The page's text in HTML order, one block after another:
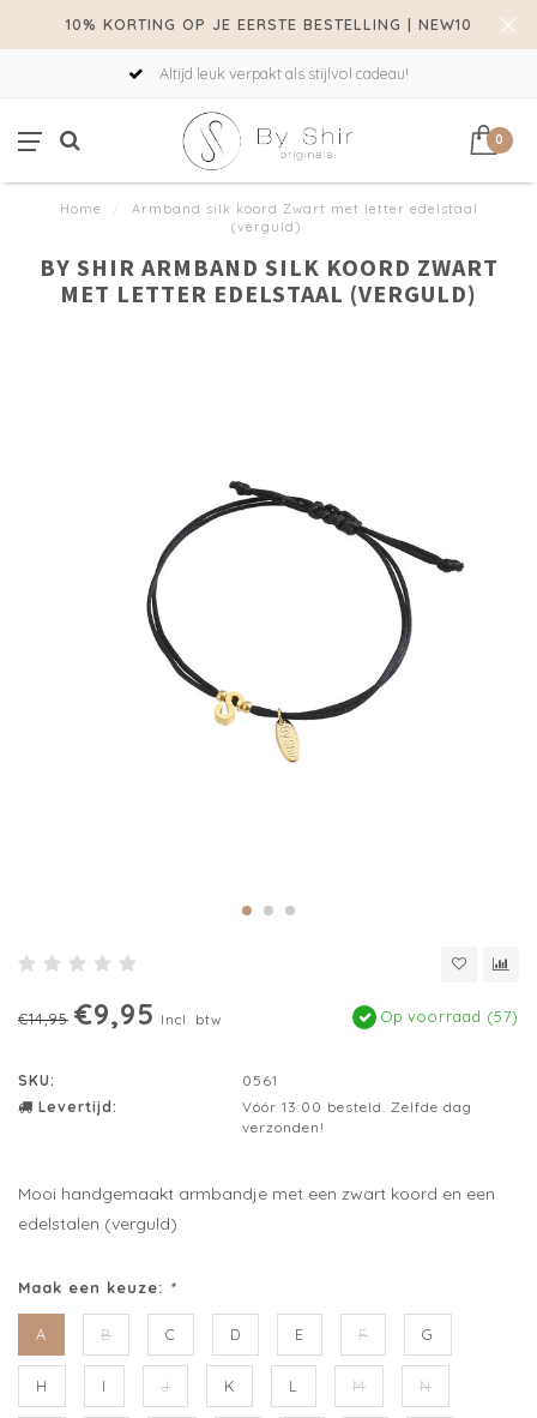
10% KORTING OP JE EERSTE BESTELLING | NEW10
Altijd leuk verpakt als stijlvol cadeau!
0
Home /
Armband silk koord Zwart met letter edelstaal
(verguld)
BY SHIR ARMBAND SILK KOORD ZWART
MET LETTER EDELSTAAL (VERGULD)
€14,95 €9,95 Incl. btw Op voorraad (57)
SKU:
0561
Levertijd:
Vóór 13:00 besteld. Zelfde dag
verzonden!
Mooi handgemaakt armbandje met een zwart koord en een
edelstalen (verguld)
Maak een keuze: *
A B C D E F G
H I J K L M N